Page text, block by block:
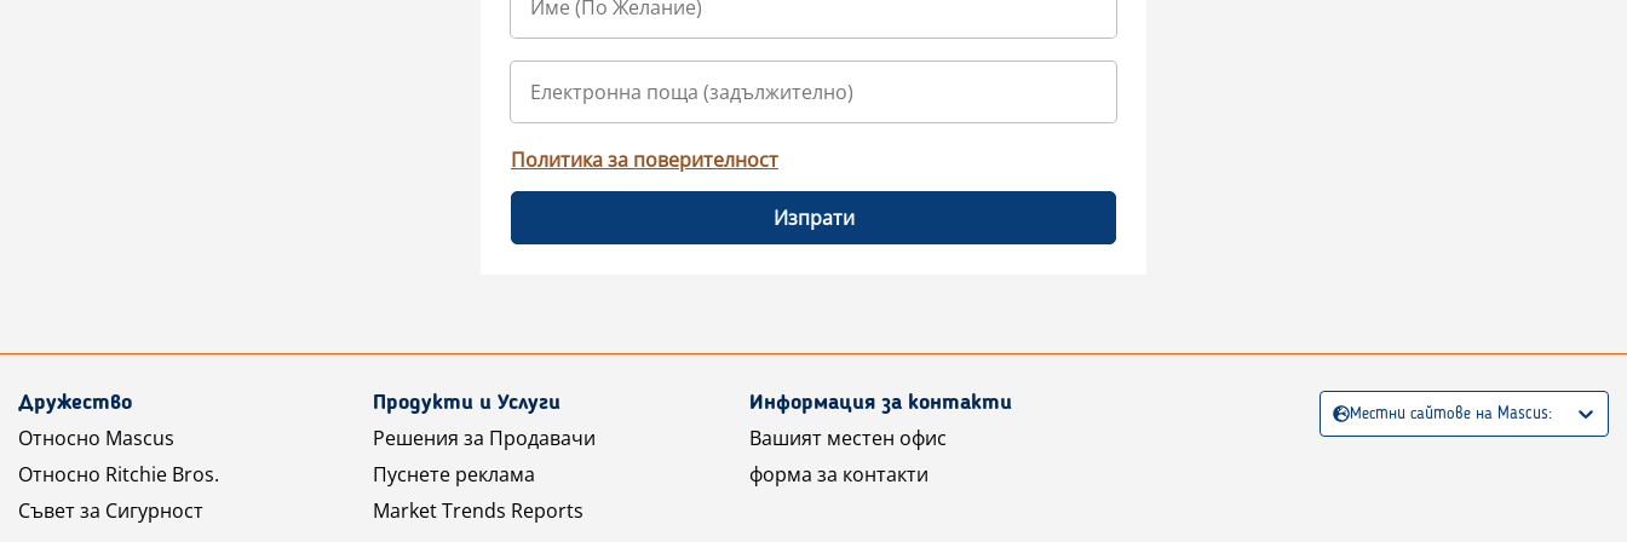
Политика за поверителност
Изпрати
Дружество
Относно Mascus
Относно Ritchie Bros.
Съвет за Сигурност
Продукти и Услуги
Решения за Продавачи
Пуснете реклама
Market Trends Reports
Информация за контакти
Вашият местен офис
форма за контакти
Местни сайтове на Mascus: